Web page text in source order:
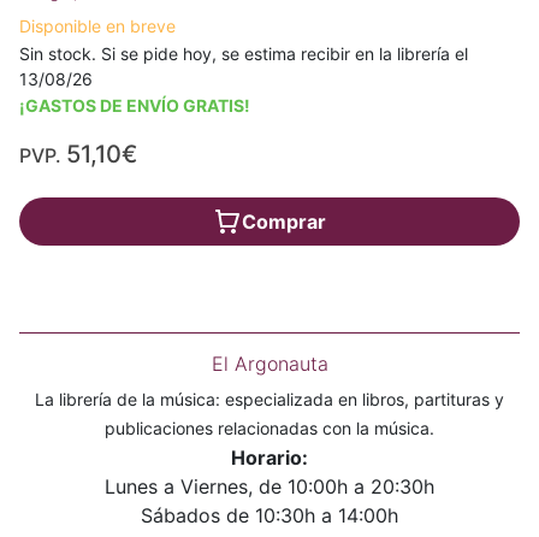
Disponible en breve
Sin stock. Si se pide hoy, se estima recibir en la librería el
13/08/26
¡GASTOS DE ENVÍO GRATIS!
PVP. 51,10€
Comprar
El Argonauta
La librería de la música: especializada en libros, partituras y
publicaciones relacionadas con la música.
Horario:
Lunes a Viernes, de 10:00h a 20:30h
Sábados de 10:30h a 14:00h